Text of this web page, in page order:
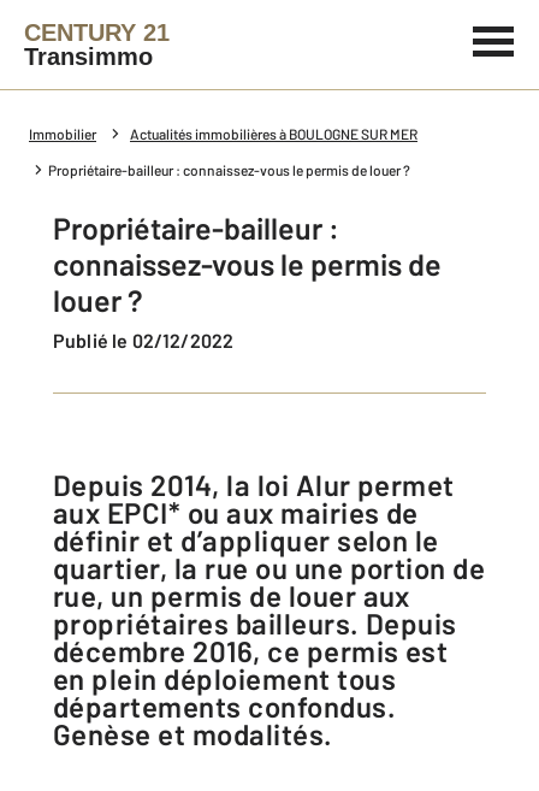
CENTURY 21
Transimmo
Immobilier Actualités immobilières à BOULOGNE SUR MER
Propriétaire-bailleur : connaissez-vous le permis de louer ?
Propriétaire-bailleur :
connaissez-vous le permis de
louer ?
Publié le 02/12/2022
Depuis 2014, la loi Alur permet
aux EPCI* ou aux mairies de
définir et d’appliquer selon le
quartier, la rue ou une portion de
rue, un permis de louer aux
propriétaires bailleurs. Depuis
décembre 2016, ce permis est
en plein déploiement tous
départements confondus.
Genèse et modalités.